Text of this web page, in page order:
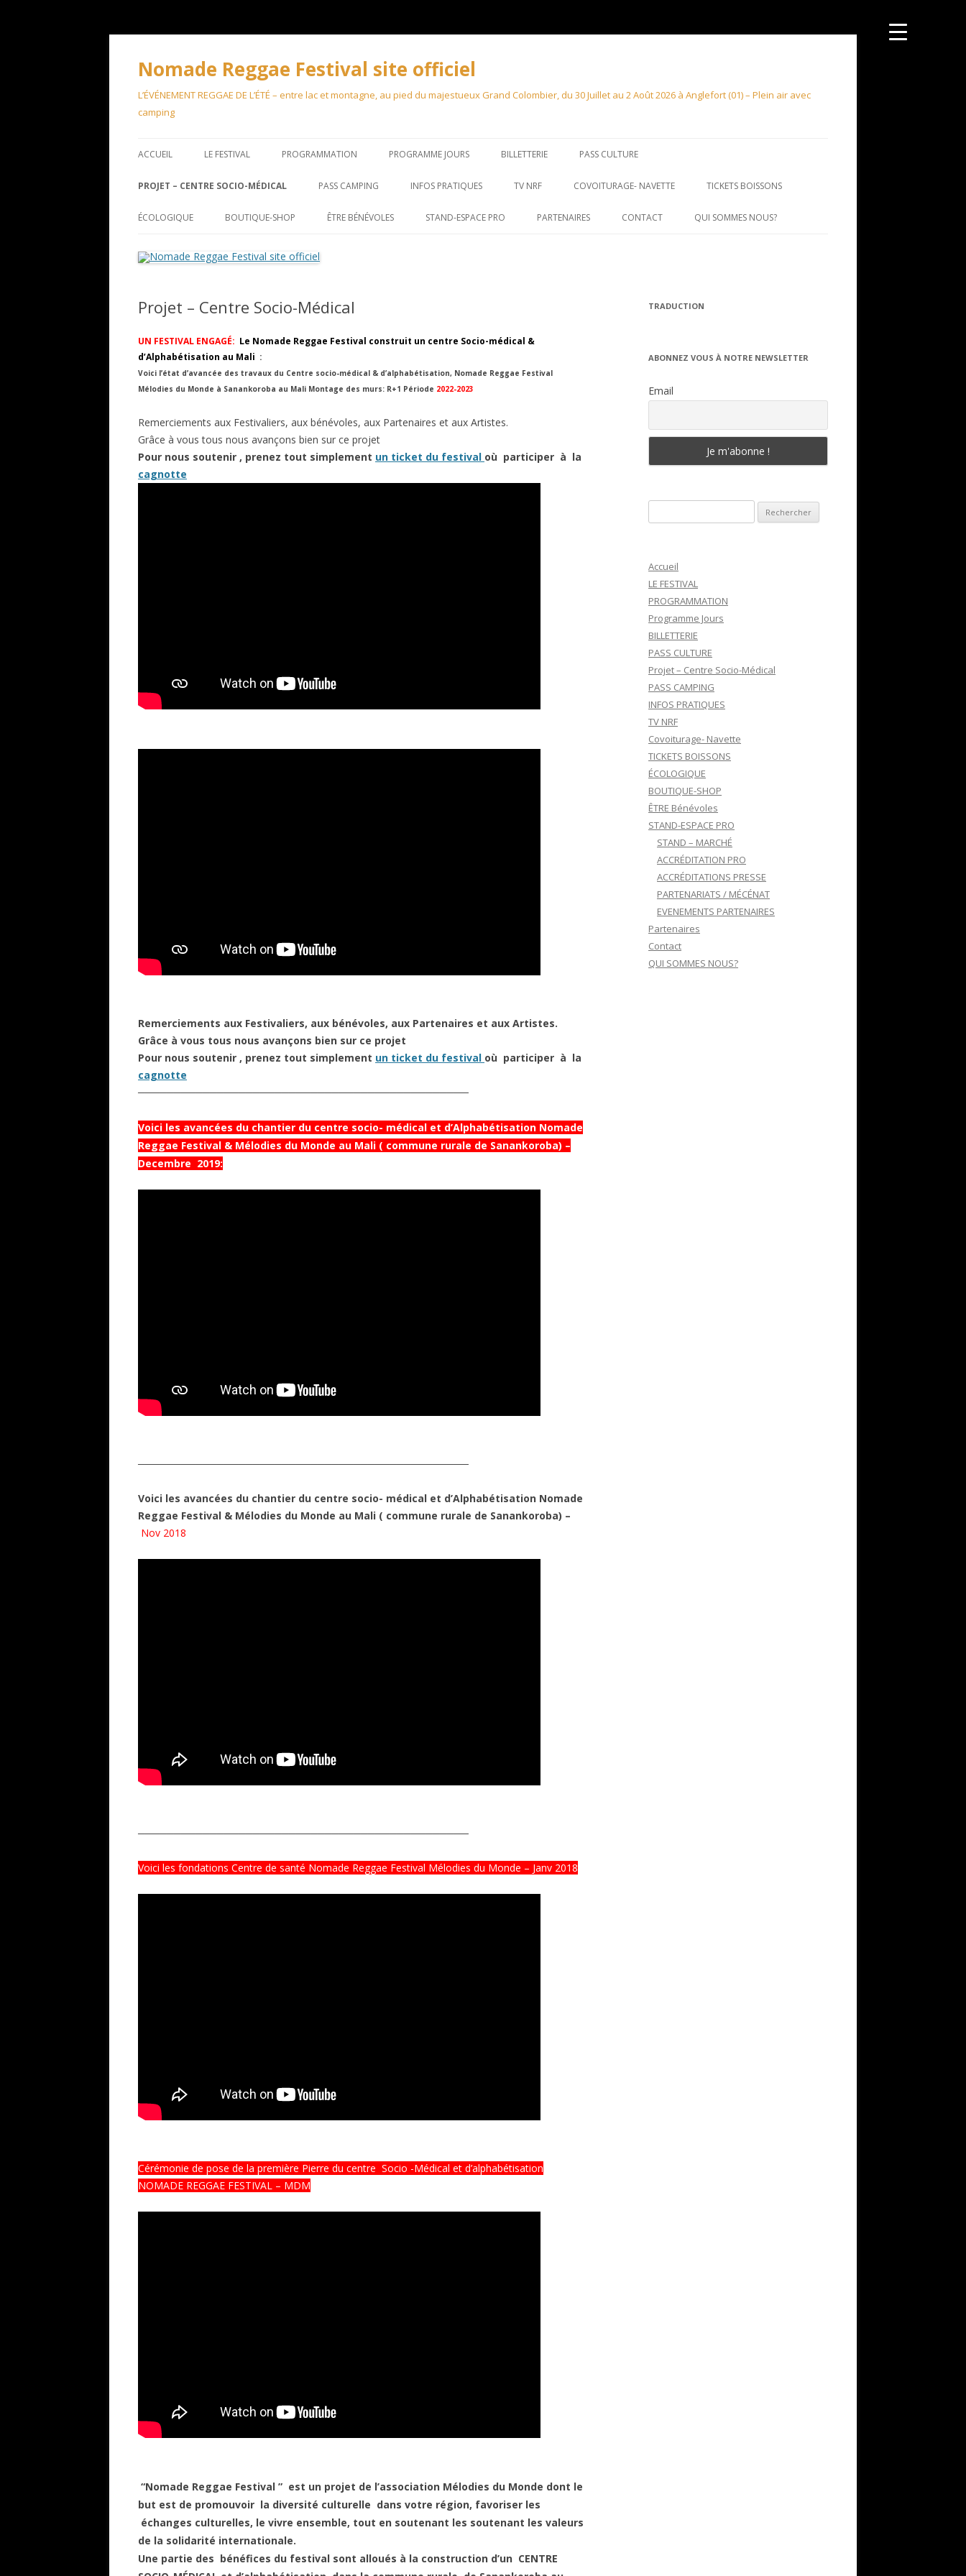
Aller
Nomade Reggae Festival site officiel
L’ÉVÉNEMENT REGGAE DE L’ÉTÉ – entre lac et montagne, au pied du majestueux Grand Colombier, du 30 Juillet au 2 Août 2026 à Anglefort (01) – Plein air avec
camping
ACCUEIL LE FESTIVAL PROGRAMMATION PROGRAMME JOURS BILLETTERIE PASS CULTURE
PROJET – CENTRE SOCIO-MÉDICAL PASS CAMPING INFOS PRATIQUES TV NRF COVOITURAGE- NAVETTE TICKETS BOISSONS
ÉCOLOGIQUE BOUTIQUE-SHOP ÊTRE BÉNÉVOLES STAND-ESPACE PRO
PARTENARIATS / MÉCÉNAT
PARTENAIRES CONTACT QUI SOMMES NOUS?
Projet – Centre Socio-Médical
UN FESTIVAL ENGAGÉ: Le Nomade Reggae Festival construit un centre Socio-médical &
d’Alphabétisation au Mali :
Voici l’état d’avancée des travaux du Centre socio-médical & d’alphabétisation, Nomade Reggae Festival
Mélodies du Monde à Sanankoroba au Mali Montage des murs: R+1 Période 2022-2023
Remerciements aux Festivaliers, aux bénévoles, aux Partenaires et aux Artistes.
Grâce à vous tous nous avançons bien sur ce projet
Pour nous soutenir , prenez tout simplement un ticket du festival où participer à la
cagnotte
Remerciements aux Festivaliers, aux bénévoles, aux Partenaires et aux Artistes.
Grâce à vous tous nous avançons bien sur ce projet
Pour nous soutenir , prenez tout simplement un ticket du festival où participer à la
cagnotte
──────────────────────────────────────────────
Voici les avancées du chantier du centre socio- médical et d’Alphabétisation Nomade
Reggae Festival & Mélodies du Monde au Mali ( commune rurale de Sanankoroba) –
Decembre 2019:
──────────────────────────────────────────────
Voici les avancées du chantier du centre socio- médical et d’Alphabétisation Nomade
Reggae Festival & Mélodies du Monde au Mali ( commune rurale de Sanankoroba) –
Nov 2018
──────────────────────────────────────────────
Voici les fondations Centre de santé Nomade Reggae Festival Mélodies du Monde – Janv 2018
Cérémonie de pose de la première Pierre du centre Socio -Médical et d’alphabétisation
NOMADE REGGAE FESTIVAL – MDM
“Nomade Reggae Festival ” est un projet de l’association Mélodies du Monde dont le
but est de promouvoir la diversité culturelle dans votre région, favoriser les
échanges culturelles, le vivre ensemble, tout en soutenant les soutenant les valeurs
de la solidarité internationale.
Une partie des bénéfices du festival sont alloués à la construction d’un CENTRE
TRADUCTION
ABONNEZ VOUS À NOTRE NEWSLETTER
Email
Accueil
LE FESTIVAL
PROGRAMMATION
Programme Jours
BILLETTERIE
PASS CULTURE
Projet – Centre Socio-Médical
PASS CAMPING
INFOS PRATIQUES
TV NRF
Covoiturage- Navette
TICKETS BOISSONS
ÉCOLOGIQUE
BOUTIQUE-SHOP
ÊTRE Bénévoles
STAND-ESPACE PRO
STAND – MARCHÉ
ACCRÉDITATION PRO
ACCRÉDITATIONS PRESSE
PARTENARIATS / MÉCÉNAT
EVENEMENTS PARTENAIRES
Partenaires
Contact
QUI SOMMES NOUS?